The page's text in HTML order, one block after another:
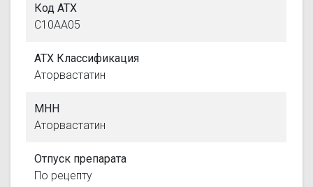
Код АТХ
C10AA05
АТХ Классификация
Аторвастатин
МНН
Аторвастатин
Отпуск препарата
По рецепту